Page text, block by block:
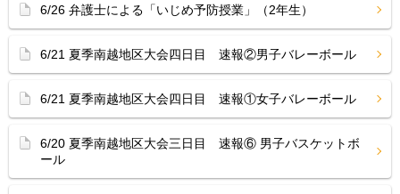
6/26 弁護士による「いじめ予防授業」（2年生）
6/21 夏季南越地区大会四日目 速報②男子バレーボール
6/21 夏季南越地区大会四日目 速報①女子バレーボール
6/20 夏季南越地区大会三日目 速報⑥ 男子バスケットボ
ール